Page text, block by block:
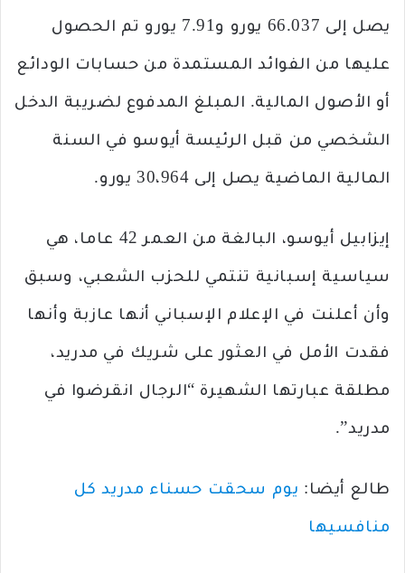
يصل إلى 66.037 يورو و7.91 يورو تم الحصول
عليها من الفوائد المستمدة من حسابات الودائع
أو الأصول المالية. المبلغ المدفوع لضريبة الدخل
الشخصي من قبل الرئيسة أيوسو في السنة
المالية الماضية يصل إلى 30،964 يورو.
إيزابيل أيوسو، البالغة من العمر 42 عاما، هي
سياسية إسبانية تنتمي للحزب الشعبي، وسبق
وأن أعلنت في الإعلام الإسباني أنها عازبة وأنها
فقدت الأمل في العثور على شريك في مدريد،
مطلقة عبارتها الشهيرة “الرجال انقرضوا في
مدريد”.
طالع أيضا: يوم سحقت حسناء مدريد كل
منافسيها